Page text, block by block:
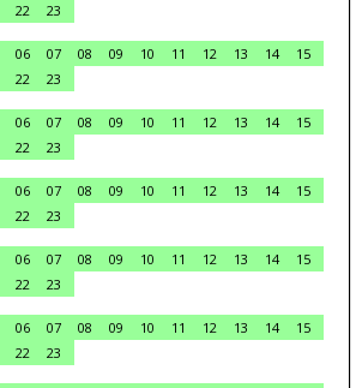
22
23
06 07 08 09 10 11 12 13 14
15
22
23
06 07 08 09 10 11 12 13 14
15
22
23
06 07 08 09 10 11 12 13 14
15
22
23
06 07 08 09 10 11 12 13 14
15
22
23
06 07 08 09 10 11 12 13 14
15
22
23